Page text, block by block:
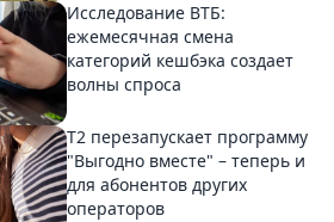
Исследование ВТБ:
ежемесячная смена
категорий кешбэка создает
волны спроса
Т2 перезапускает программу
"Выгодно вместе" – теперь и
для абонентов других
операторов